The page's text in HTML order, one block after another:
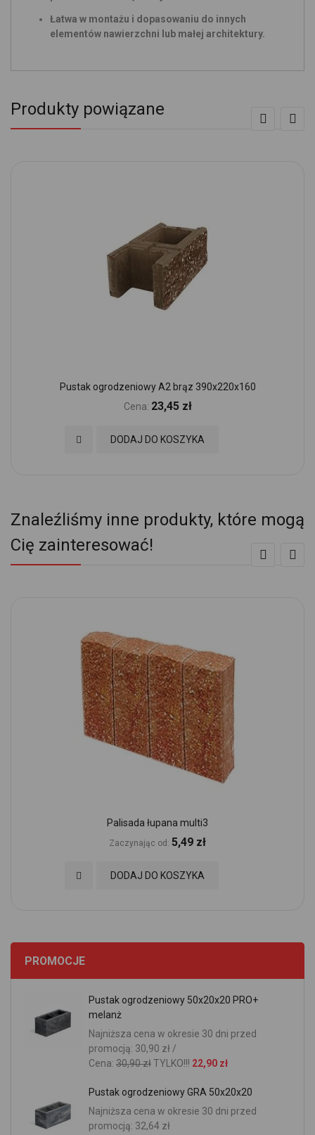
Łatwa w montażu i dopasowaniu do innych
elementów nawierzchni lub małej architektury.
Produkty powiązane
Pustak ogrodzeniowy A2 brąz 390x220x160
Cena: 23,45 zł
DODAJ DO KOSZYKA
Dodaj do Ulubionych
Znaleźliśmy inne produkty, które mogą
Cię zainteresować!
Palisada łupana multi3
Zaczynając od 5,49 zł
DODAJ DO KOSZYKA
Dodaj do Ulubionych
PROMOCJE
Pustak ogrodzeniowy 50x20x20 PRO+
melanż
Najniższa cena w okresie 30 dni przed
promocją: 30,90 zł /
Cena: 30,90 złTYLKO!!! 22,90 zł
Pustak ogrodzeniowy GRA 50x20x20
Najniższa cena w okresie 30 dni przed
promocją: 32,64 zł